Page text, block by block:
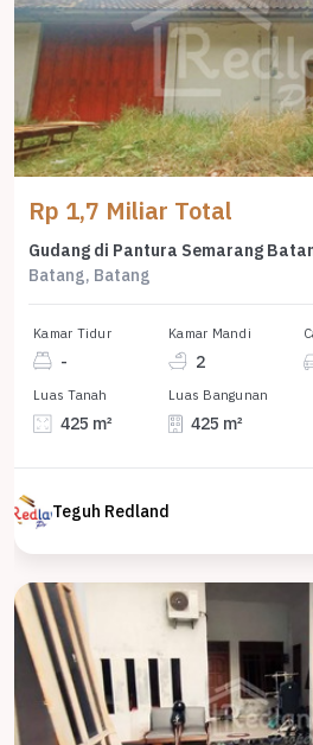
Rp 1,7 Miliar Total
Gudang di Pantura Semarang
Batang, Batang
Kamar Tidur
-
Kamar Mandi
2
Luas Tanah
425 m²
Luas Bangunan
425 m²
Teguh Redland